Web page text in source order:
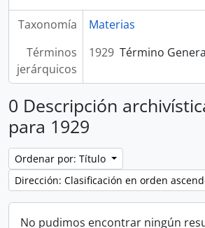
Taxonomía
Materias
Términos
jerárquicos
1929 Término
0 Descripción
para 1929
Ordenar por: Título
Dirección: Clasificación en orden
No pudimos encontrar ningún